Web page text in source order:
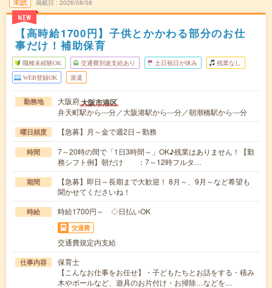
NEW
掲載日 2026/08/08
【高時給1700円】子供とかかわる部分のお仕
事だけ！補助保育
職種未経験OK 交通費別途支給あり 土日祝日が休み 残業なし
WEB登録OK 派遣
勤務地 大阪府大阪市港区
弁天町駅から---分／大阪港駅から---分／朝潮橋駅から---分
曜日頻度 【急募】月～金で週2日～勤務
時間
7～20時の間で「1日3時間～」OK♪残業はありません！【勤
務シフト例】朝だけ ：7～12時フルタ…
期間
【急募】即日～長期まで大歓迎！ 8月～、9月～など希望も
聞かせてくださいね！
時給 時給1700円～ ◇日払いOK
交通費
交通費規定内支給
仕事内容
保育士
【こんなお仕事をお任せ】・子どもたちとお話をする・積み
木やボールなど、遊具のお片付け・お掃除…などを…